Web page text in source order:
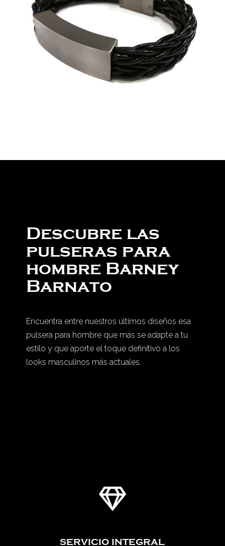
Descubre las
pulseras para
hombre Barney
Barnato
Encuentra entre nuestros últimos diseños esa
pulsera para hombre que más se adapte a tu
estilo y que aporte el toque definitivo a los
looks masculinos más actuales.

SERVICIO INTEGRAL